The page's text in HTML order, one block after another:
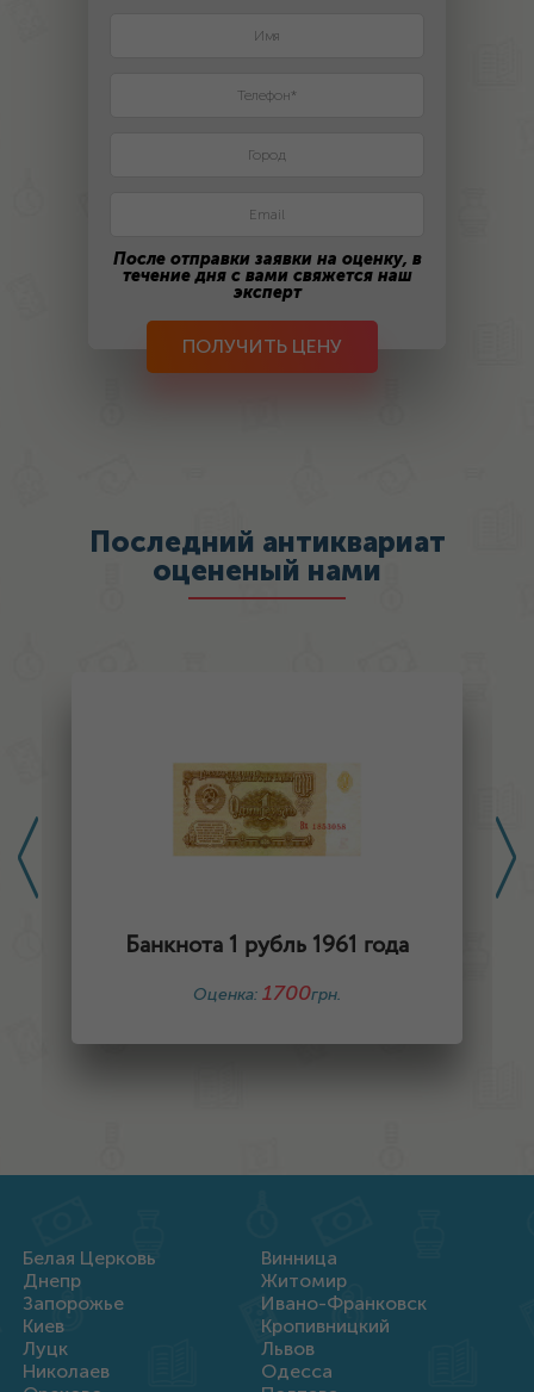
После отправки заявки на оценку, в
течение дня с вами свяжется наш
эксперт
ПОЛУЧИТЬ ЦЕНУ
Последний антиквариат
оцененый нами
Банкнота 1 рубль 1961 года
Оценка: 1700грн.
Белая Церковь
Винница
Днепр
Житомир
Запорожье
Ивано-Франковск
Киев
Кропивницкий
Луцк
Львов
Николаев
Одесса